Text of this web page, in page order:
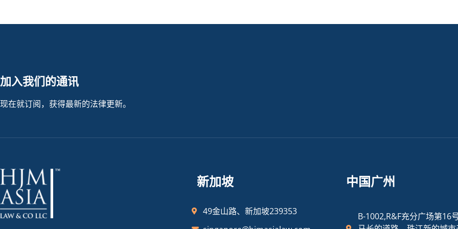
加入我们的通讯
现在就订阅，获得最新的法律更新。
新加坡
49金山路、新加坡239353
中国广州
B-1002,R&F充分广场第16号